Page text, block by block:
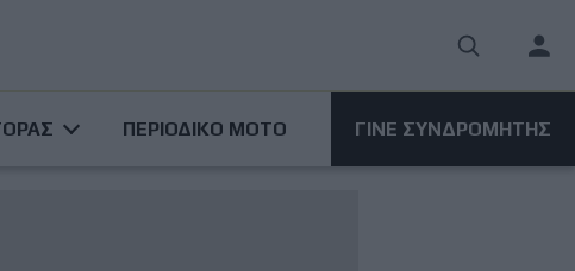
User
ΠΕΡΙΟΔΙΚΟ ΜΟΤΟ ΓΙΝΕ ΣΥΝΔΡΟΜΗΤΗΣ